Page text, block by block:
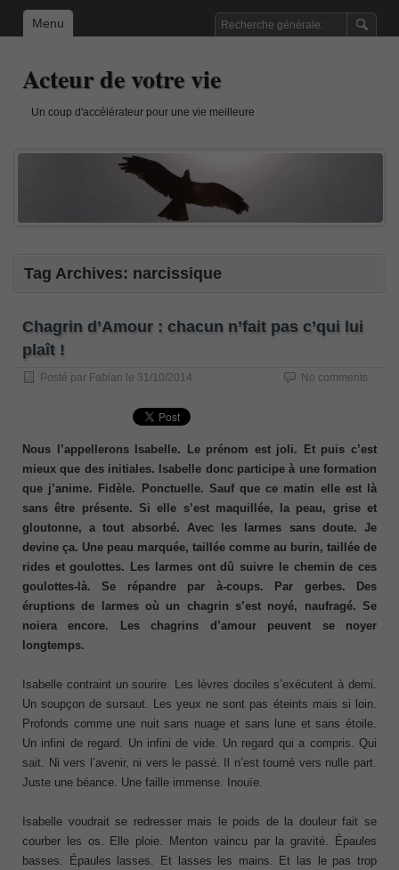
Menu
Acteur de votre vie
Un coup d'accélérateur pour une vie meilleure
Tag Archives: narcissique
Chagrin d’Amour : chacun n’fait pas c’qui lui
plaît !
Posté par Fabian le 31/10/2014 No comments
Nous l’appellerons Isabelle. Le prénom est joli. Et puis c’est
mieux que des initiales. Isabelle donc participe à une formation
que j’anime. Fidèle. Ponctuelle. Sauf que ce matin elle est là
sans être présente. Si elle s’est maquillée, la peau, grise et
gloutonne, a tout absorbé. Avec les larmes sans doute. Je
devine ça. Une peau marquée, taillée comme au burin, taillée de
rides et goulottes. Les larmes ont dû suivre le chemin de ces
goulottes-là. Se répandre par à-coups. Par gerbes. Des
éruptions de larmes où un chagrin s’est noyé, naufragé. Se
noiera encore. Les chagrins d’amour peuvent se noyer
longtemps.
Isabelle contraint un sourire. Les lèvres dociles s’exécutent à demi.
Un soupçon de sursaut. Les yeux ne sont pas éteints mais si loin.
Profonds comme une nuit sans nuage et sans lune et sans étoile.
Un infini de regard. Un infini de vide. Un regard qui a compris. Qui
sait. Ni vers l’avenir, ni vers le passé. Il n’est tourné vers nulle part.
Juste une béance. Une faille immense. Inouïe.
Isabelle voudrait se redresser mais le poids de la douleur fait se
courber les os. Elle ploie. Menton vaincu par la gravité. Épaules
basses. Épaules lasses. Et lasses les mains. Et las le pas trop